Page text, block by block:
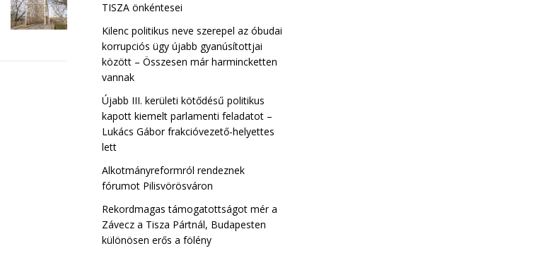
TISZA önkéntesei
Kilenc politikus neve szerepel az óbudai
korrupciós ügy újabb gyanúsítottjai
között – Összesen már harmincketten
vannak
Újabb III. kerületi kötődésű politikus
kapott kiemelt parlamenti feladatot –
Lukács Gábor frakcióvezető-helyettes
lett
Alkotmányreformról rendeznek
fórumot Pilisvörösváron
Rekordmagas támogatottságot mér a
Závecz a Tisza Pártnál, Budapesten
különösen erős a fölény